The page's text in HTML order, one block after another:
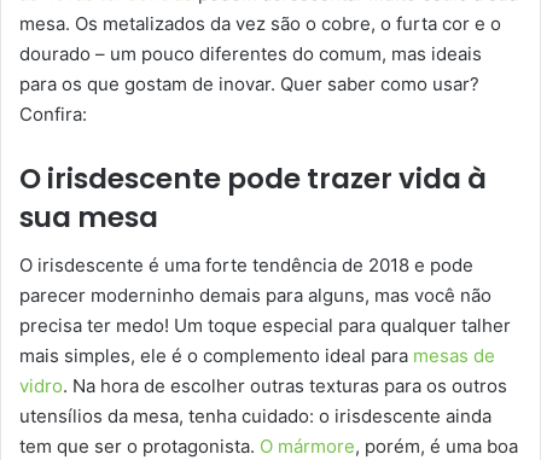
mesa. Os metalizados da vez são o cobre, o furta cor e o
dourado – um pouco diferentes do comum, mas ideais
para os que gostam de inovar. Quer saber como usar?
Confira:
O irisdescente pode trazer vida à
sua mesa
O irisdescente é uma forte tendência de 2018 e pode
parecer moderninho demais para alguns, mas você não
precisa ter medo! Um toque especial para qualquer talher
mais simples, ele é o complemento ideal para mesas de
vidro. Na hora de escolher outras texturas para os outros
utensílios da mesa, tenha cuidado: o irisdescente ainda
tem que ser o protagonista. O mármore, porém, é uma boa